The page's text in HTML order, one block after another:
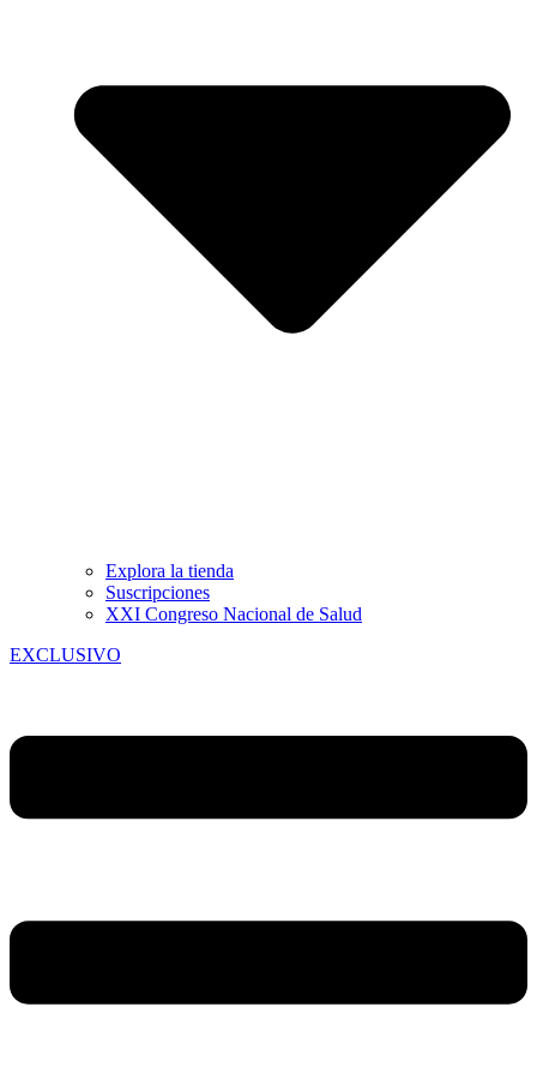
Explora la tienda
Suscripciones
XXI Congreso Nacional de Salud
EXCLUSIVO